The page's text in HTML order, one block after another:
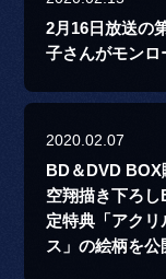
2月16日放送の
子さんがモンロ
2020.02.07
BD＆DVD
空翔描き下ろ
定特典「アク
ス」の絵柄を公